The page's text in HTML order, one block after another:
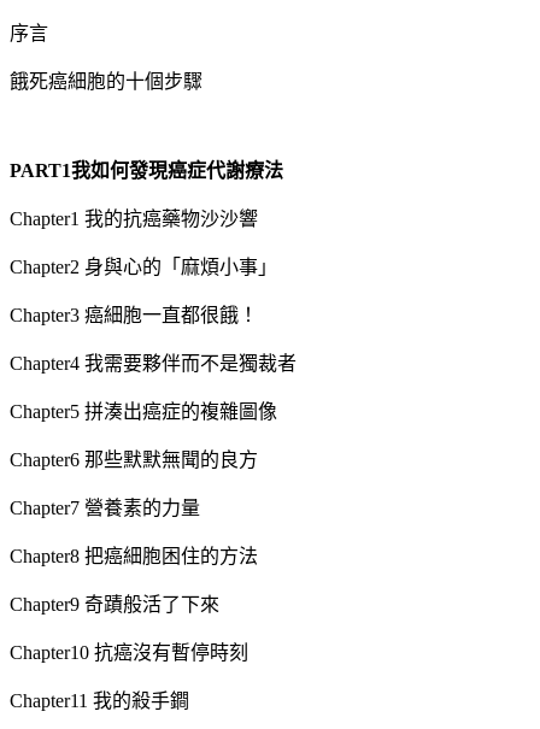
序言
餓死癌細胞的十個步驟
PART1我如何發現癌症代謝療法
Chapter1 我的抗癌藥物沙沙響
Chapter2 身與心的「麻煩小事」
Chapter3 癌細胞一直都很餓！
Chapter4 我需要夥伴而不是獨裁者
Chapter5 拼湊出癌症的複雜圖像
Chapter6 那些默默無聞的良方
Chapter7 營養素的力量
Chapter8 把癌細胞困住的方法
Chapter9 奇蹟般活了下來
Chapter10 抗癌沒有暫停時刻
Chapter11 我的殺手鐧